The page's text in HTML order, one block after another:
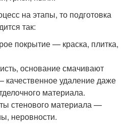
на этапы, то подготовка
так:
покрытие — краска, плитка,
основание смачивают
удаление даже
материала.
стенового материала —
неровности.